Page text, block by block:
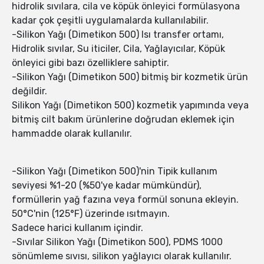
hidrolik sıvılara, cila ve köpük önleyici formülasyona
kadar çok çeşitli uygulamalarda kullanılabilir.
-Silikon Yağı (Dimetikon 500) Isı transfer ortamı,
Hidrolik sıvılar, Su iticiler, Cila, Yağlayıcılar, Köpük
önleyici gibi bazı özelliklere sahiptir.
-Silikon Yağı (Dimetikon 500) bitmiş bir kozmetik ürün
değildir.
Silikon Yağı (Dimetikon 500) kozmetik yapımında veya
bitmiş cilt bakım ürünlerine doğrudan eklemek için
hammadde olarak kullanılır.
-Silikon Yağı (Dimetikon 500)'nin Tipik kullanım
seviyesi %1-20 (%50'ye kadar mümkündür),
formüllerin yağ fazına veya formül sonuna ekleyin.
50°C'nin (125°F) üzerinde ısıtmayın.
Sadece harici kullanım içindir.
-Sıvılar Silikon Yağı (Dimetikon 500), PDMS 1000
sönümleme sıvısı, silikon yağlayıcı olarak kullanılır.